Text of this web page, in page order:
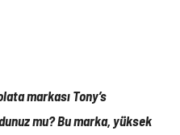
markası Tony’s
mu? Bu marka, yüksek